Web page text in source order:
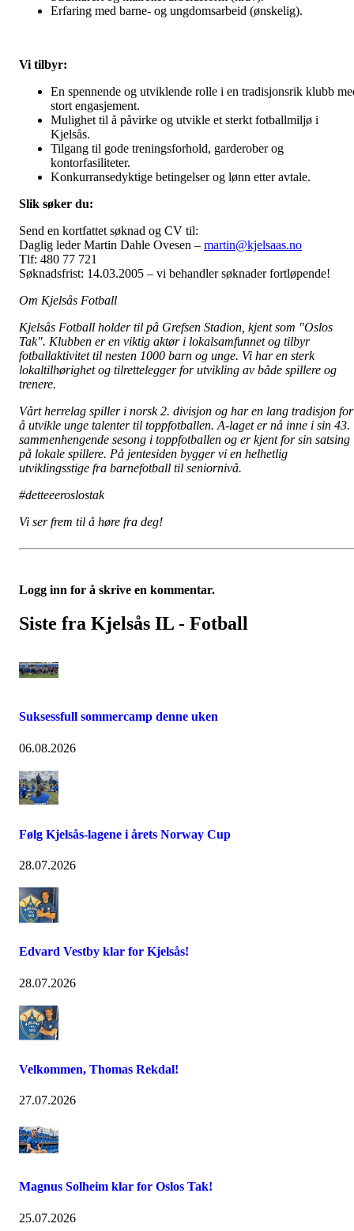
Erfaring med barne- og ungdomsarbeid (ønskelig).
Vi tilbyr:
En spennende og utviklende rolle i en tradisjonsrik klubb
stort engasjement.
Mulighet til å påvirke og utvikle et sterkt fotballmiljø i
Kjelsås.
Tilgang til gode treningsforhold, garderober og
kontorfasiliteter.
Konkurransedyktige betingelser og lønn etter avtale.
Slik søker du:
Send en kortfattet søknad og CV til:
Daglig leder Martin Dahle Ovesen – martin@kjelsaas.no
Tlf: 480 77 721
Søknadsfrist: 14.03.2005 – vi behandler søknader fortløpende!
Om Kjelsås Fotball
Kjelsås Fotball holder til på Grefsen Stadion, kjent som "Oslos
Tak". Klubben er en viktig aktør i lokalsamfunnet og tilbyr
fotballaktivitet til nesten 1000 barn og unge. Vi har en sterk
lokaltilhørighet og tilrettelegger for utvikling av både spillere og
trenere.
Vårt herrelag spiller i norsk 2. divisjon og har en lang tradisjon for
å utvikle unge talenter til toppfotballen. A-laget er nå inne i sin 43.
sammenhengende sesong i toppfotballen og er kjent for sin satsing
på lokale spillere. På jentesiden bygger vi en helhetlig
utviklingsstige fra barnefotball til seniornivå.
#detteeeroslostak
Vi ser frem til å høre fra deg!
Logg inn for å skrive en kommentar.
Siste fra Kjelsås IL - Fotball
Suksessfull sommercamp denne uken
06.08.2026
Følg Kjelsås-lagene i årets Norway Cup
28.07.2026
Edvard Vestby klar for Kjelsås!
28.07.2026
Velkommen, Thomas Rekdal!
27.07.2026
Magnus Solheim klar for Oslos Tak!
25.07.2026